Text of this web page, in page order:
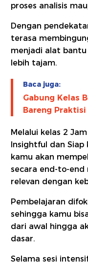
proses analisis
Dengan
terasa
menjadi alat
lebih tajam.
Baca juga:
Gabung Kelas
Bareng Praktisi
Melalui kelas 2
Insightful dan Siap
kamu akan
secara end-to-end
relevan dengan
Pembelajaran
sehingga kamu
dari awal hingga
dasar.
Selama sesi